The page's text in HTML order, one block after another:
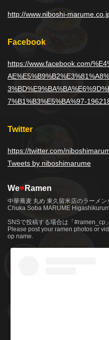
http://www.niboshi-
Facebook
https://www.facebook.com/
7%B1%B3%E5%BA%97-
Twitter
https://twitter.com/
Tweets by niboshimarume
We♥ Ramen
中華蕎麦 丸め 東久留米店のラーメ
Chuka Soba MARUME
SNSで投稿する場合は「#ramen_cp
Please post your ramen photos or
op name.